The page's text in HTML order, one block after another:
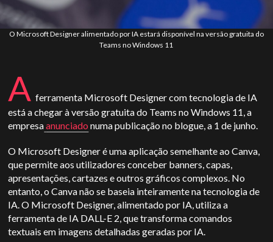
O Microsoft Designer alimentado por IA estará disponível na versão gratuita do
Teams no Windows 11
A ferramenta Microsoft Designer com tecnologia de IA
está a chegar à versão gratuita do Teams no Windows 11, a
empresaanunciado numa publicação no blogue, a 1 de junho.
O Microsoft Designer é uma aplicação semelhante ao Canva,
que permite aos utilizadores conceber banners, capas,
apresentações, cartazes e outros gráficos complexos. No
entanto, o Canva não se baseia inteiramente na tecnologia de
IA. O Microsoft Designer, alimentado por IA, utiliza a
ferramenta de IA DALL-E 2, que transforma comandos
textuais em imagens detalhadas geradas por IA.